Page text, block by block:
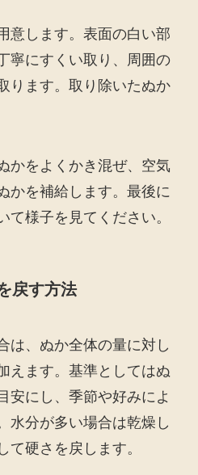
意します。表面の白い部
寧にすくい取り、周囲の
ります。取り除いたぬか
かをよくかき混ぜ、空気
かを補給します。最後に
て様子を見てください。
戻す方法
は、ぬか全体の量に対し
えます。基準としてはぬ
安にし、季節や好みによ
水分が多い場合は乾燥し
て硬さを戻します。